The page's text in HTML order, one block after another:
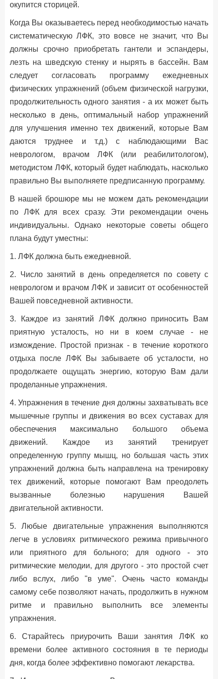
окупится сторицей.
Когда Вы оказываетесь перед необходимостью начать
систематическую ЛФК, это вовсе не значит, что Вы
должны срочно приобретать гантели и эспандеры,
лезть на шведскую стенку и нырять в бассейн. Вам
следует согласовать программу ежедневных
физических упражнений (объем физической нагрузки,
продолжительность одного занятия - а их может быть
несколько в день, оптимальный набор упражнений
для улучшения именно тех движений, которые Вам
даются труднее и т.д.) с наблюдающими Вас
неврологом, врачом ЛФК (или реабилитологом),
методистом ЛФК, который будет наблюдать, насколько
правильно Вы выполняете предписанную программу.
В нашей брошюре мы не можем дать рекомендации
по ЛФК для всех сразу. Эти рекомендации очень
индивидуальны. Однако некоторые советы общего
плана будут уместны:
1. ЛФК должна быть ежедневной.
2. Число занятий в день определяется по совету с
неврологом и врачом ЛФК и зависит от особенностей
Вашей повседневной активности.
3. Каждое из занятий ЛФК должно приносить Вам
приятную усталость, но ни в коем случае - не
измождение. Простой признак - в течение короткого
отдыха после ЛФК Вы забываете об усталости, но
продолжаете ощущать энергию, которую Вам дали
проделанные упражнения.
4. Упражнения в течение дня должны захватывать все
мышечные группы и движения во всех суставах для
обеспечения максимально большого объема
движений. Каждое из занятий тренирует
определенную группу мышц, но большая часть этих
упражнений должна быть направлена на тренировку
тех движений, которые помогают Вам преодолеть
вызванные болезнью нарушения Вашей
двигательной активности.
5. Любые двигательные упражнения выполняются
легче в условиях ритмического режима привычного
или приятного для больного; для одного - это
ритмические мелодии, для другого - это простой счет
либо вслух, либо "в уме". Очень часто команды
самому себе позволяют начать, продолжить в нужном
ритме и правильно выполнить все элементы
упражнения.
6. Старайтесь приурочить Ваши занятия ЛФК ко
времени более активного состояния в те периоды
дня, когда более эффективно помогают лекарства.